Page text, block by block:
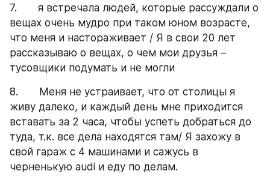
7.       я встречала людей, которые рассуждали о
вещах очень мудро при таком юном возрасте,
что меня и настораживает / Я в свои 20 лет
рассказываю о вещах, о чем мои друзья –
тусовщики подумать и не могли
8.       Меня не устраивает, что от столицы я
живу далеко, и каждый день мне приходится
вставать за 2 часа, чтобы успеть добраться до
туда, т.к. все дела находятся там/ Я захожу в
свой гараж с 4 машинами и сажусь в
черненькую audi и еду по делам.